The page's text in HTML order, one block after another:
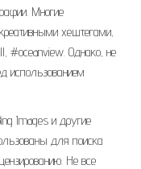
Многие
хештегами,
#oceanview. Однако, не
использованием
Images и другие
для поиска
Не все